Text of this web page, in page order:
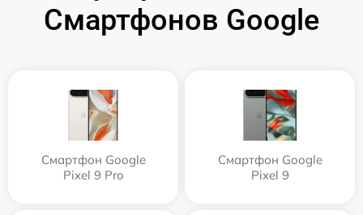
Смартфонов Google
Смартфон Google
Pixel 9 Pro
Смартфон Google
Pixel 9